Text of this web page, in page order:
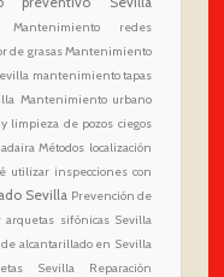
Mantenimiento redes
de grasasMantenimiento
mantenimiento tapas
Mantenimiento urbano
limpieza de pozos ciegos
Métodos localización
utilizar inspecciones con
Sevilla Prevención de
arquetas sifónicas Sevilla
alcantarillado en Sevilla
Sevilla
Reparación